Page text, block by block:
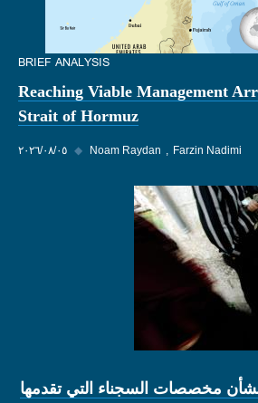
BRIEF ANALYSIS
Reaching Viable Management
Strait of Hormuz
٠٥‏/٠٨‏/٢٠٢٦ ◆ Noam Raydan Farzin Nadimi
مخصصات السجناء التي تقدمها